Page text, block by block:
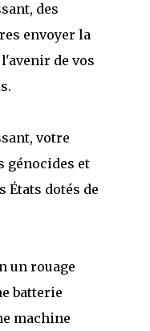
des
envoyer la
de vos
votre
génocides et
États dotés de
un rouage
batterie
machine